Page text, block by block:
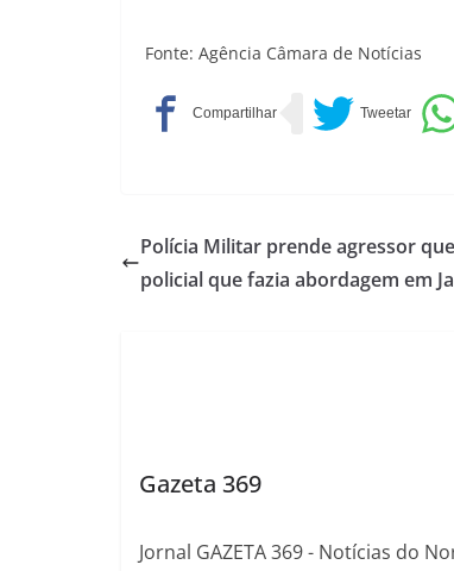
Fonte: Agência Câmara de Notícias
Polícia Militar prende agressor
policial que fazia abordagem em
Gazeta 369
Jornal GAZETA 369 - Notícias do